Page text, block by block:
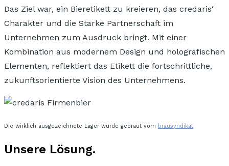
Das Ziel war, ein Bieretikett zu kreieren, das credaris‘
Charakter und die Starke Partnerschaft im
Unternehmen zum Ausdruck bringt. Mit einer
Kombination aus modernem Design und holografischen
Elementen, reflektiert das Etikett die fortschrittliche,
zukunftsorientierte Vision des Unternehmens.
Die wirklich ausgezeichnete Lager wurde gebraut vom brausyndikat
Unsere Lösung.